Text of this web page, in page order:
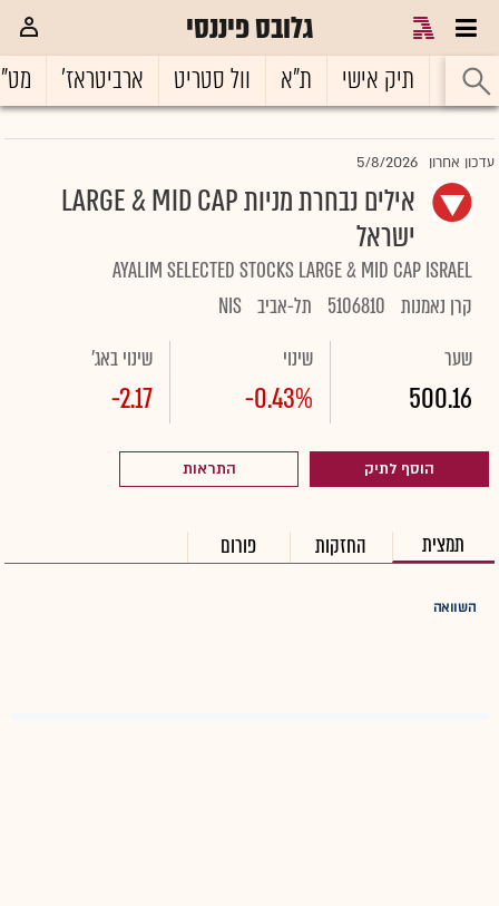
גלובס פיננסי
ראשי תיק אישי ת"א וול סטריט ארביטראז'
עדכון אחרון 5/8/2026
אילים נבחרת מניות LARGE & MID CAP
ישראל
AYALIM SELECTED STOCKS LARGE & MID CAP ISRAEL
קרן נאמנות 5106810 תל-אביב NIS
שער
500.16
שינוי
-0.43%
שינוי באג'
-2.17
הוסף לתיק התראות
תמצית החזקות פורום
השוואה